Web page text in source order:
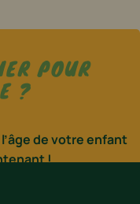
POUR
?
de votre enfant
!